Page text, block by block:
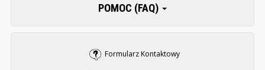
POMOC (FAQ)
Formularz Kontaktowy